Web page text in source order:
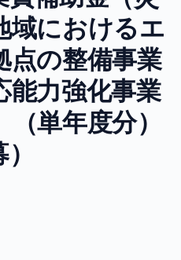
域におけるエ
点の整備事業
能力強化事業
単年度分）